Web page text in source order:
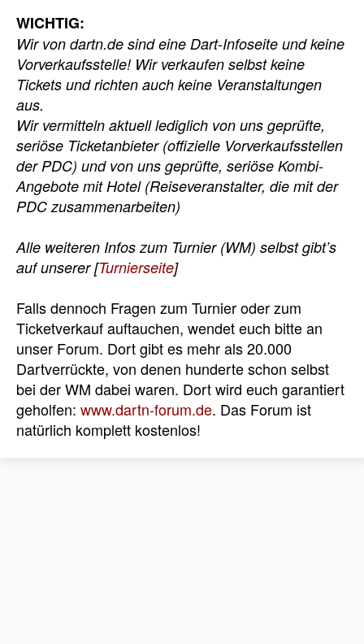
WICHTIG:
Wir von dartn.de sind eine Dart-Infoseite und keine
Vorverkaufsstelle! Wir verkaufen selbst keine
Tickets und richten auch keine Veranstaltungen
aus.
Wir vermitteln aktuell lediglich von uns geprüfte,
seriöse Ticketanbieter (offizielle Vorverkaufsstellen
der PDC) und von uns geprüfte, seriöse Kombi-
Angebote mit Hotel (Reiseveranstalter, die mit der
PDC zusammenarbeiten)
Alle weiteren Infos zum Turnier (WM) selbst gibt’s
auf unserer [Turnierseite]
Falls dennoch Fragen zum Turnier oder zum
Ticketverkauf auftauchen, wendet euch bitte an
unser Forum. Dort gibt es mehr als 20.000
Dartverrückte, von denen hunderte schon selbst
bei der WM dabei waren. Dort wird euch garantiert
geholfen: www.dartn-forum.de. Das Forum ist
natürlich komplett kostenlos!